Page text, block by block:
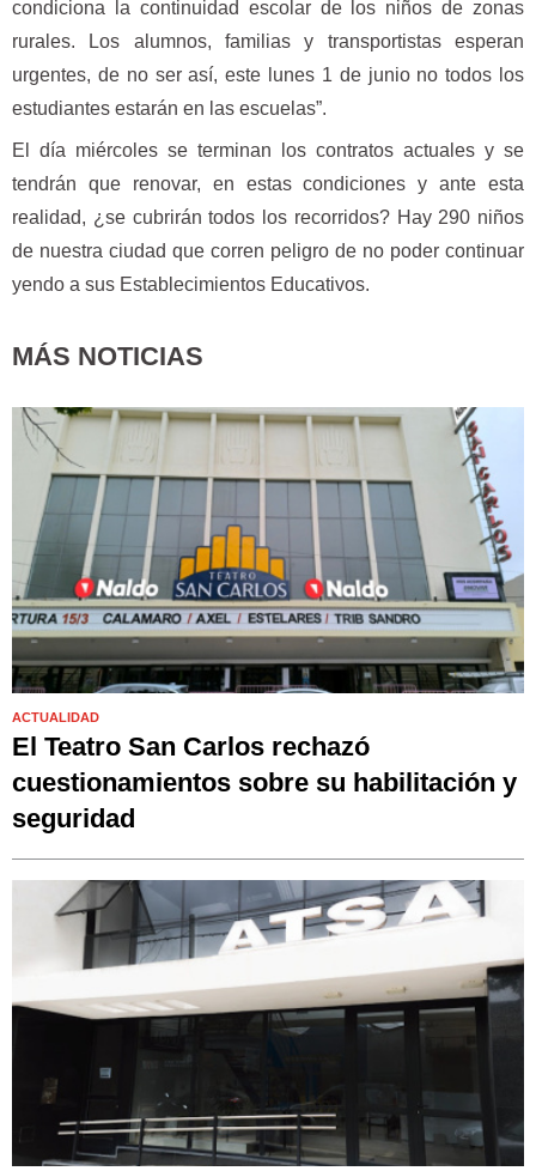
condiciona la continuidad escolar de los niños de zonas
rurales. Los alumnos, familias y transportistas esperan
urgentes, de no ser así, este lunes 1 de junio no todos los
estudiantes estarán en las escuelas”.
El día miércoles se terminan los contratos actuales y se
tendrán que renovar, en estas condiciones y ante esta
realidad, ¿se cubrirán todos los recorridos? Hay 290 niños
de nuestra ciudad que corren peligro de no poder continuar
yendo a sus Establecimientos Educativos.
MÁS NOTICIAS
ACTUALIDAD
El Teatro San Carlos rechazó
cuestionamientos sobre su habilitación y
seguridad